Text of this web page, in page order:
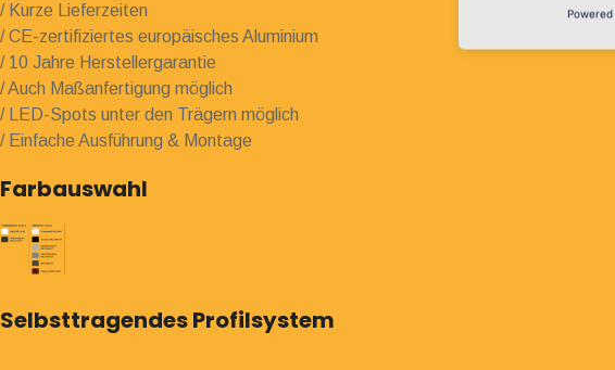
/ Kurze Lieferzeiten
/ CE-zertifiziertes europäisches Aluminium
/ 10 Jahre Herstellergarantie
/ Auch Maßanfertigung möglich
/ LED-Spots unter den Trägern möglich
/ Einfache Ausführung & Montage
Farbauswahl
Selbsttragendes Profilsystem
Powered